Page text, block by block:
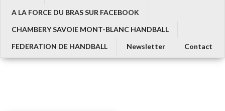
A LA FORCE DU BRAS SUR FACEBOOK
CHAMBERY SAVOIE MONT-BLANC HANDBALL
FEDERATION DE HANDBALL
Newsletter Contact